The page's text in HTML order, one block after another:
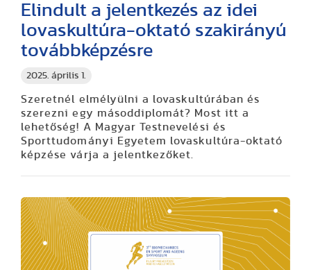
2025. április 1.
Elindult a jelentkezés az idei
lovaskultúra-oktató szakirányú
továbbképzésre
Szeretnél elmélyülni a lovaskultúrában és
szerezni egy másoddiplomát? Most itt a
lehetőség! A Magyar Testnevelési és
Sporttudományi Egyetem lovaskultúra-oktató
képzése várja a jelentkezőket.